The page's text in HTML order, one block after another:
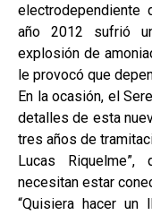
electrodependiente
año 2012 sufrió
explosión de
le provocó que
En la ocasión, el
detalles de esta
tres años de
Lucas
necesitan estar
“Quisiera hacer un